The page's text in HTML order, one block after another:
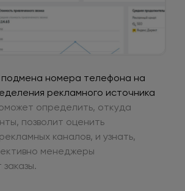
подмена номера телефона на
рекламного источника
определить, откуда
позволит оценить
каналов, и узнать,
менеджеры